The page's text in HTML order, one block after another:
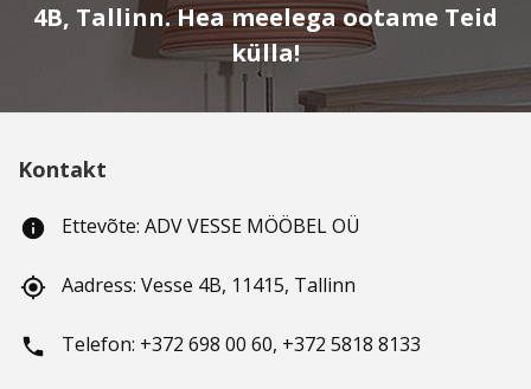
4B, Tallinn. Hea meelega ootame Teid
külla!
Kontakt
info Ettevõte: ADV VESSE MÖÖBEL OÜ
gps_fixed Aadress: Vesse 4B, 11415, Tallinn
phone Telefon: +372 698 00 60, +372 5818 8133